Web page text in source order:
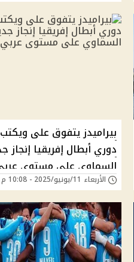
بيراميدز يتفوق على ويكتب
دوري أبطال إفريقيا إنجاز
السماوي على مستوى
الأربعاء 11/يونيو/2025 - 10:08 م